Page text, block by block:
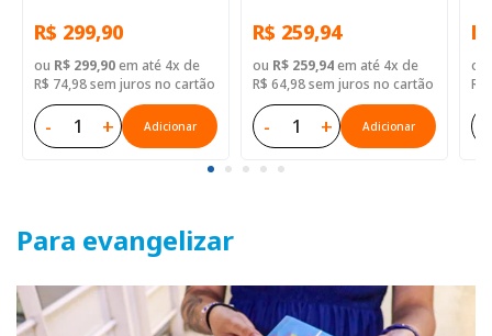
Regular, com mapa,
Capa Couro Sintético
Ilustrada Marrom
R$ 299,90
ou R$ 299,90em até 4x de
R$ 74,98 sem juros no cartão
- + Adicionar
Sintético Preta
R$ 259,94
ou R$ 259,94em até 4x de
R$ 64,98 sem juros no cartão
- + Adicionar
ou
R$
Para evangelizar